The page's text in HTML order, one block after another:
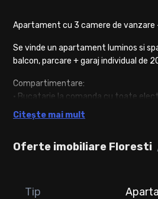
Oferte imobiliare Floresti
Apartament cu 3 camere de vanzare
Se vinde un apartament luminos si
balcon, parcare + garaj individual de
Compartimentare:
• Bucatarie la comanda cu toate
spalat haine, masina de spalat vase,
plita, hota)
• 2 dormitoare cu dressinguri mari
Citește mai mult
Tip